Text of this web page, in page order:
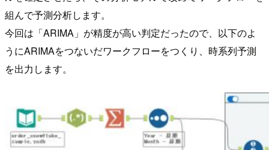
組んで予測分析します。
今回は「ARIMA」が精度が高い判定だったので、以下のよ
うにARIMAをつないだワークフローをつくり、時系列予測
を出力します。